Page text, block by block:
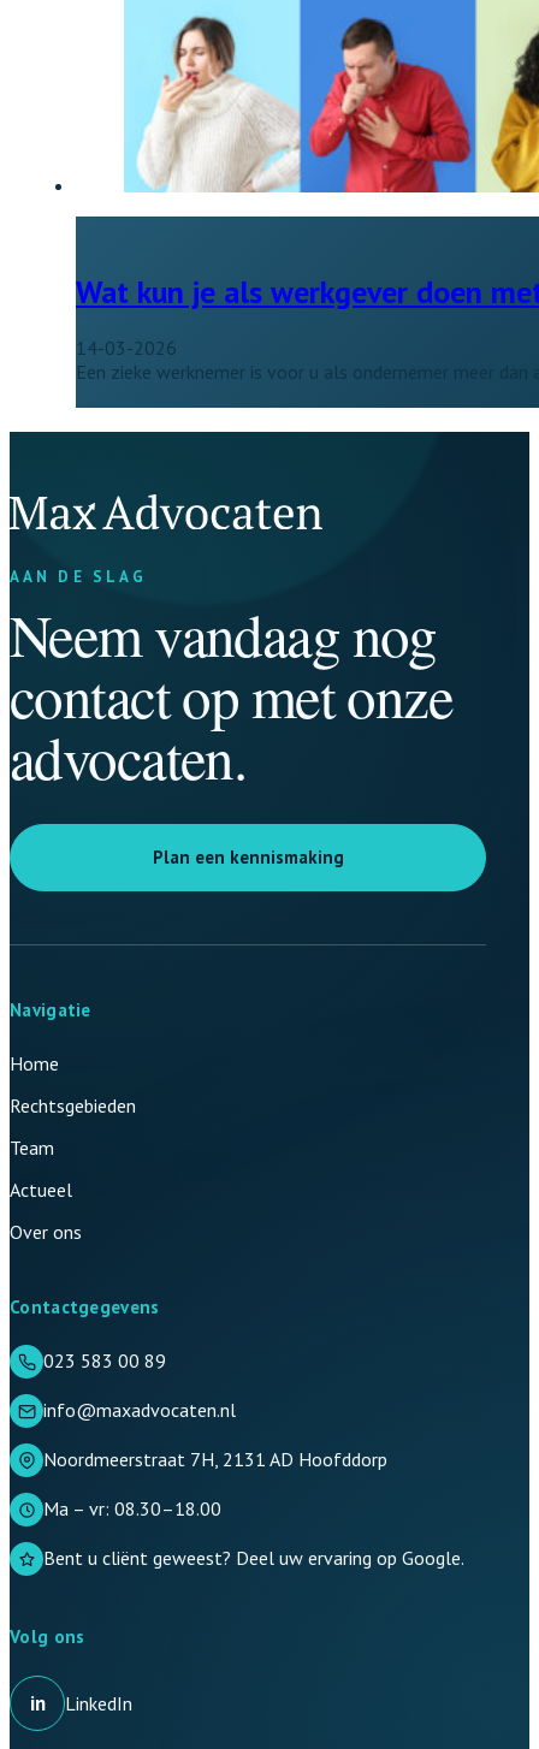
Wat kun je als werkgever doen
14-03-2026
Een zieke werknemer is voor u als ondernemer meer
AAN DE SLAG
Neem vandaag nog
contact op met onze
advocaten.
Plan een kennismaking
Navigatie
Home
Rechtsgebieden
Team
Actueel
Over ons
Contactgegevens
023 583 00 89
info@maxadvocaten.nl
Noordmeerstraat 7H, 2131 AD Hoofddorp
Ma – vr: 08.30–18.00
Bent u cliënt geweest? Deel uw ervaring op Google.
Volg ons
in LinkedIn